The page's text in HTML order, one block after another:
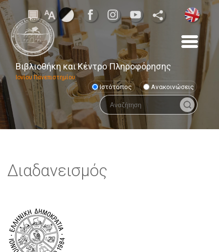
Βιβλιοθήκη και Κέντρο Πληροφόρησης
Ιονίου Πανεπιστημίου
Ιστότοπος Ανακοινώσεις
Διαδανεισμός